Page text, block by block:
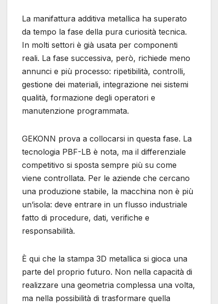
La manifattura additiva metallica ha superato
da tempo la fase della pura curiosità tecnica.
In molti settori è già usata per componenti
reali. La fase successiva, però, richiede meno
annunci e più processo: ripetibilità, controlli,
gestione dei materiali, integrazione nei sistemi
qualità, formazione degli operatori e
manutenzione programmata.
GEKONN prova a collocarsi in questa fase. La
tecnologia PBF-LB è nota, ma il differenziale
competitivo si sposta sempre più su come
viene controllata. Per le aziende che cercano
una produzione stabile, la macchina non è più
un’isola: deve entrare in un flusso industriale
fatto di procedure, dati, verifiche e
responsabilità.
È qui che la stampa 3D metallica si gioca una
parte del proprio futuro. Non nella capacità di
realizzare una geometria complessa una volta,
ma nella possibilità di trasformare quella